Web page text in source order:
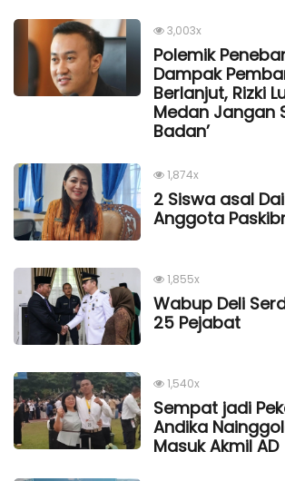
3,003x
Polemik
Dampak
Berlanjut, Rizki
Medan Jangan
Badan’
1,874x
2 Siswa asal
Anggota
1,855x
Wabup Deli
25 Pejabat
1,540x
Sempat jadi
Andika
Masuk Akmil AD